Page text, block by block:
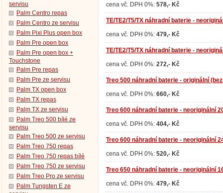
servisu
Palm Centro repas
Palm Centro ze servisu
Palm Pixi Plus open box
Palm Pre open box
Palm Pre open box +
Touchstone
Palm Pre repas
Palm Pre ze servisu
Palm TX open box
Palm TX repas
Palm TX ze servisu
Palm Treo 500 bílé ze
servisu
Palm Treo 500 ze servisu
Palm Treo 750 repas
Palm Treo 750 repas bílé
Palm Treo 750 ze servisu
Palm Treo Pro ze servisu
Palm Tungsten E ze
cena vč. DPH 0%: 578,- Kč
TE/TE2/T5/TX náhradní baterie -
cena vč. DPH 0%: 479,- Kč
TE/TE2/T5/TX náhradní baterie -
cena vč. DPH 0%: 272,- Kč
Treo 500 náhradní baterie - originální
cena vč. DPH 0%: 660,- Kč
Treo 600 náhradní baterie - neoriginální
cena vč. DPH 0%: 404,- Kč
Treo 600 náhradní baterie - neoriginální
cena vč. DPH 0%: 520,- Kč
Treo 650 náhradní baterie - neoriginální
cena vč. DPH 0%: 479,- Kč